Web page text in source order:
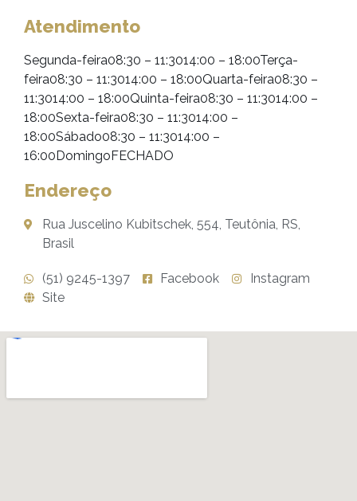
Atendimento
Segunda-feira08:30 – 11:3014:00 – 18:00Terça-
feira08:30 – 11:3014:00 – 18:00Quarta-feira08:30 –
11:3014:00 – 18:00Quinta-feira08:30 – 11:3014:00 –
18:00Sexta-feira08:30 – 11:3014:00 –
18:00Sábado08:30 – 11:3014:00 –
16:00DomingoFECHADO
Endereço
Rua Juscelino Kubitschek, 554, Teutônia, RS,
Brasil
(51) 9245-1397 Facebook
Instagram
Site